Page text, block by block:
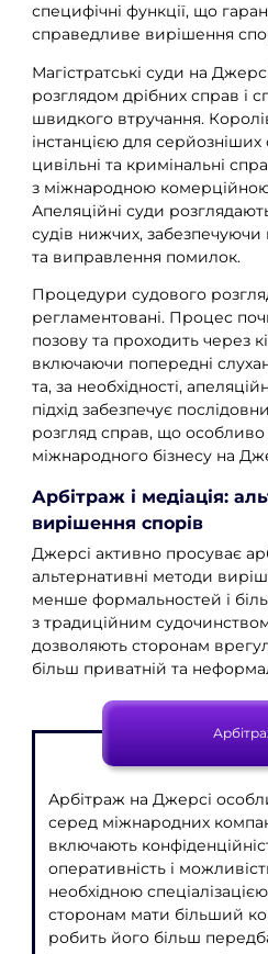
специфічні функції, що
справедливе вирішення
Магістратські суди на
розглядом дрібних справ і
швидкого втручання.
інстанцією для
цивільні та кримінальні
з міжнародною комерційною
Апеляційні суди
судів нижчих,
та виправлення помилок.
Процедури судового
регламентовані. Процес
позову та проходить через
включаючи попередні
та, за необхідності,
підхід забезпечує
розгляд справ, що
міжнародного бізнесу на
Арбітраж і медіація:
вирішення спорів
Джерсі активно просуває
альтернативні методи
менше формальностей і
з традиційним
дозволяють сторонам
більш приватній та
Арбітраж на Джерсі
серед міжнародних
включають
оперативність і
необхідною
сторонам мати більший
робить його більш